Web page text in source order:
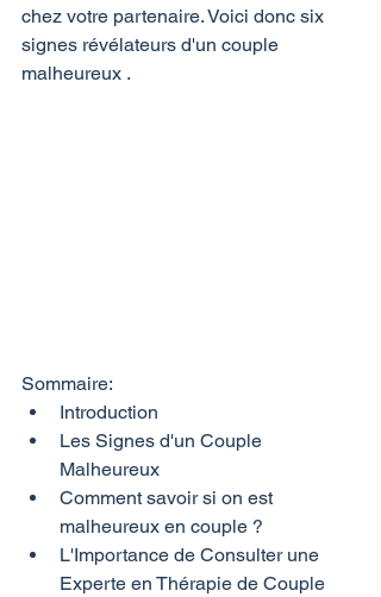
chez votre partenaire. Voici donc six
signes révélateurs d'un couple
malheureux .
Sommaire:
Introduction
Les Signes d'un Couple
Malheureux
Comment savoir si on est
malheureux en couple ?
L'Importance de Consulter une
Experte en Thérapie de Couple